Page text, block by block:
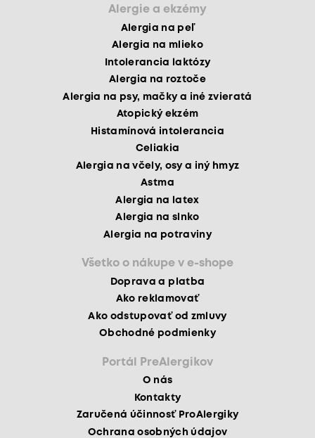
Alergie a ekzémy
Alergia na peľ
Alergia na mlieko
Intolerancia laktózy
Alergia na roztoče
Alergia na psy, mačky a iné zvieratá
Atopický ekzém
Histamínová intolerancia
Celiakia
Alergia na včely, osy a iný hmyz
Astma
Alergia na latex
Alergia na slnko
Alergia na potraviny
Všetko o nákupe v e-shope
Doprava a platba
Ako reklamovať
Ako odstupovať od zmluvy
Obchodné podmienky
Portál PreAlergikov
O nás
Kontakty
Zaručená účinnosť ProAlergiky
Ochrana osobných údajov